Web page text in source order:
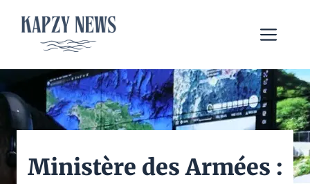
contenu
Ministère des Armées :